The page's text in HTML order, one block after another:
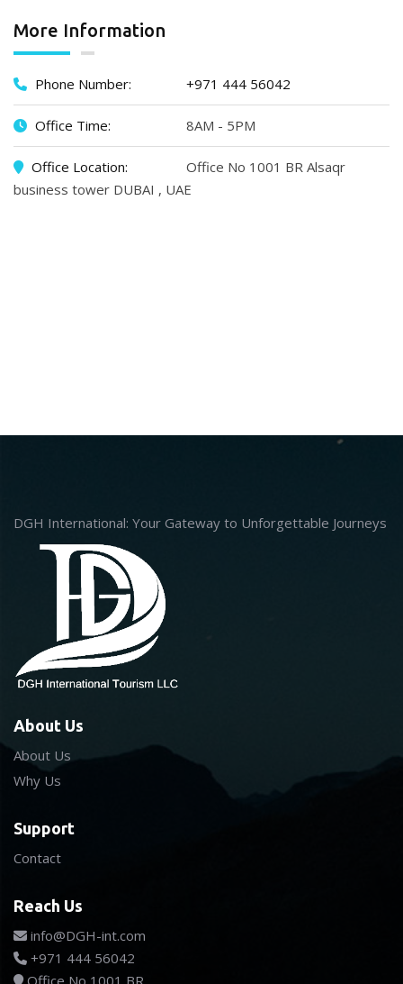
More Information
Phone Number: +971 444 56042
Office Time: 8AM - 5PM
Office Location:
Office No 1001 BR Alsaqr
business tower DUBAI , UAE
DGH International: Your Gateway to Unforgettable Journeys
About Us
About Us
Why Us
Support
Contact
Reach Us
info@DGH-int.com
+971 444 56042
Office No 1001 BR